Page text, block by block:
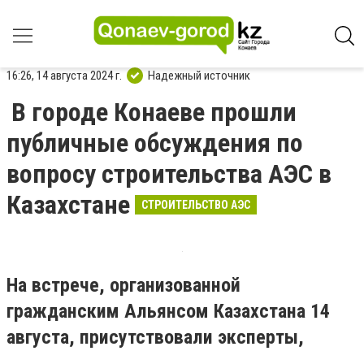
16:26, 14 августа 2024 г. Надежный источник
В городе Конаеве прошли
публичные обсуждения по
вопросу строительства АЭС в
Казахстане
СТРОИТЕЛЬСТВО АЭС
На встрече, организованной
гражданским Альянсом Казахстана 14
августа, присутствовали эксперты,